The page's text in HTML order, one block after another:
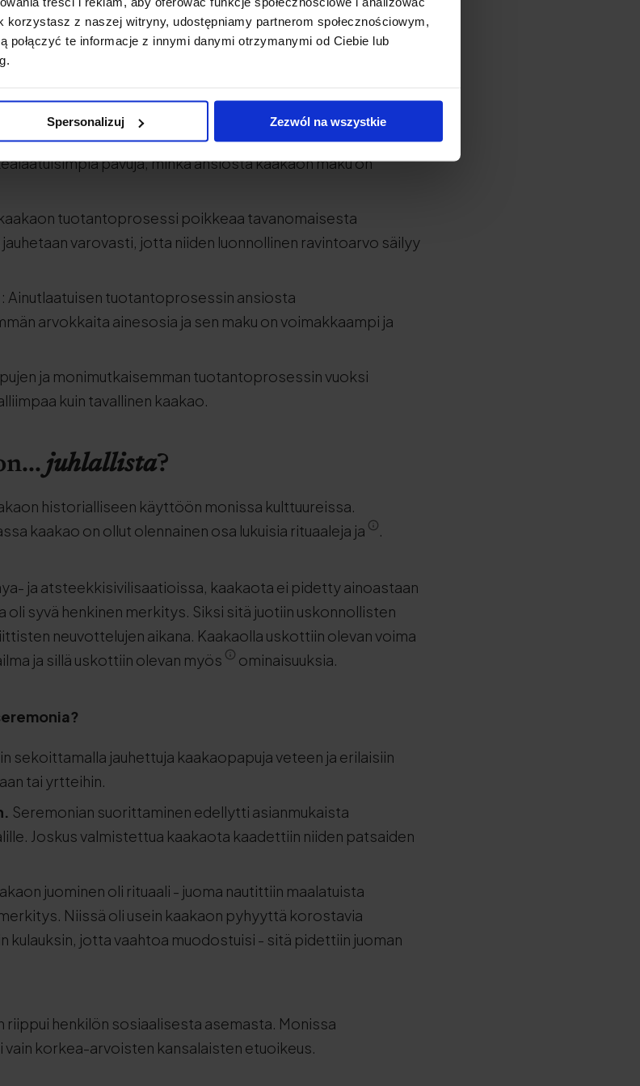
z naszej witryny, udostępniamy partnerom społecznościowym,
połączyć te informacje z innymi danymi otrzymanymi od Ciebie lub
Spersonalizuj Zezwól na wszystkie
kaakaosta monessa suhteessa. Kyse on ennen kaikkea
vaikuttaa suoraan sen ominaisuuksiin.
valmistukseen käytettävät pavut valitaan huolellisesti.
pavuja, minkä ansiosta kaakaon maku on
tuotantoprosessi poikkeaa tavanomaisesta
varovasti, jotta niiden luonnollinen ravintoarvo säilyy
: Ainutlaatuisen tuotantoprosessin ansiosta
arvokkaita ainesosia ja sen maku on voimakkaampi ja
ja monimutkaisemman tuotantoprosessin vuoksi
kuin tavallinen kaakao.
juhlallista?
historialliseen käyttöön monissa kulttuureissa.
kaakao on ollut olennainen osa lukuisia rituaaleja ja
.
ja atsteekkisivilisaatioissa, kaakaota ei pidetty ainoastaan
oli syvä henkinen merkitys. Siksi sitä juotiin uskonnollisten
neuvottelujen aikana. Kaakaolla uskottiin olevan voima
ja sillä uskottiin olevan myös
ominaisuuksia.
sekoittamalla jauhettuja kaakaopapuja veteen ja erilaisiin
tai yrtteihin.
Seremonian suorittaminen edellytti asianmukaista
Joskus valmistettua kaakaota kaadettiin niiden patsaiden
juominen oli rituaali - juoma nautittiin maalatuista
Niissä oli usein kaakaon pyhyyttä korostavia
kulauksin, jotta vaahtoa muodostuisi - sitä pidettiin juoman
riippui henkilön sosiaalisesta asemasta. Monissa
vain korkea-arvoisten kansalaisten etuoikeus.